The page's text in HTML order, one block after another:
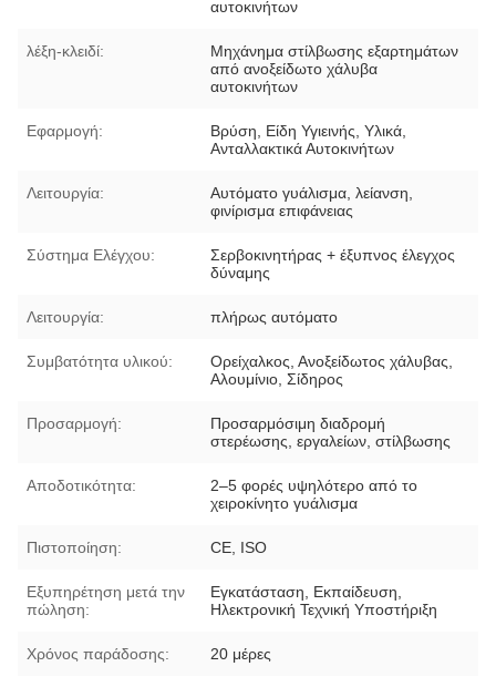
αυτοκινήτων
λέξη-κλειδί:
Μηχάνημα στίλβωσης εξαρτημάτων
από ανοξείδωτο χάλυβα
αυτοκινήτων
Εφαρμογή:
Βρύση, Είδη Υγιεινής, Υλικά,
Ανταλλακτικά Αυτοκινήτων
Λειτουργία:
Αυτόματο γυάλισμα, λείανση,
φινίρισμα επιφάνειας
Σύστημα Ελέγχου:
Σερβοκινητήρας + έξυπνος έλεγχος
δύναμης
Λειτουργία: πλήρως αυτόματο
Συμβατότητα υλικού:
Ορείχαλκος, Ανοξείδωτος χάλυβας,
Αλουμίνιο, Σίδηρος
Προσαρμογή:
Προσαρμόσιμη διαδρομή
στερέωσης, εργαλείων, στίλβωσης
Αποδοτικότητα:
2–5 φορές υψηλότερο από το
χειροκίνητο γυάλισμα
Πιστοποίηση: CE, ISO
Εξυπηρέτηση μετά την
πώληση:
Εγκατάσταση, Εκπαίδευση,
Ηλεκτρονική Τεχνική Υποστήριξη
Χρόνος παράδοσης: 20 μέρες